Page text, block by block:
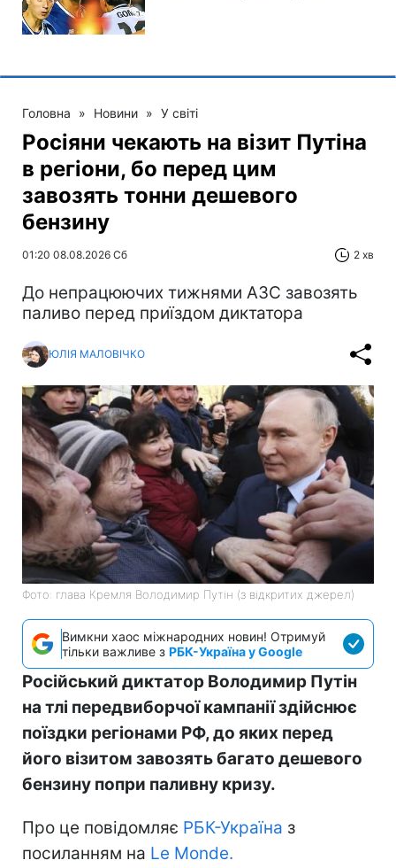
Головна » Новини » У світі
Росіяни чекають на візит Путіна
в регіони, бо перед цим
завозять тонни дешевого
бензину
01:20 08.08.2026 Сб 2 хв
До непрацюючих тижнями АЗС завозять
паливо перед приїздом диктатора
ЮЛІЯ МАЛОВІЧКО
Фото: глава Кремля Володимир Путін (з відкритих джерел)
Вимкни хаос міжнародних новин! Отримуй
тільки важливе з РБК-Україна у Google
Російський диктатор Володимир Путін
на тлі передвиборчої кампанії здійснює
поїздки регіонами РФ, до яких перед
його візитом завозять багато дешевого
бензину попри паливну кризу.
Про це повідомляє РБК-Україна з
посиланням на Le Monde.